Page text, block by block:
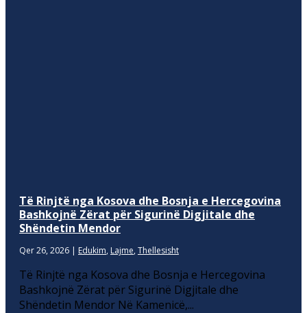
Të Rinjtë nga Kosova dhe Bosnja e Hercegovina
Bashkojnë Zërat për Sigurinë Digjitale dhe
Shëndetin Mendor
Qer 26, 2026 | Edukim, Lajme, Thellesisht
Të Rinjtë nga Kosova dhe Bosnja e Hercegovina
Bashkojnë Zërat për Sigurinë Digjitale dhe
Shëndetin Mendor Në Kamenicë,...